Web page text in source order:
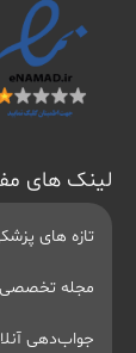
لینک های
تازه های
مجله تخصصی
جواب‌دهی